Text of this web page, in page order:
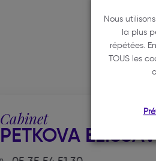
Cabinet
PETKOVA
Nous
la plus
répétées.
TOUS les